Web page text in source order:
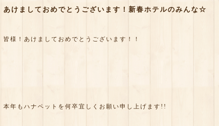
あけましておめでとうございます！新春ホテルのみんな☆
皆様！あけましておめでとうございます！！
本年もハナペットを何卒宜しくお願い申し上げます!!